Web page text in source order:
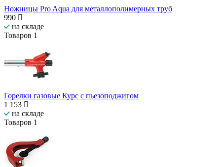
Ножницы Pro Aqua для металлополимерных труб
990
на складе
Товаров 1
Горелки газовые Курс с пьезоподжигом
1 153
на складе
Товаров 1